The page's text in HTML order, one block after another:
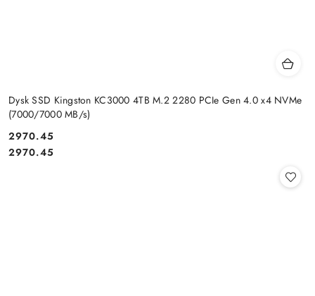
Dysk SSD Kingston KC3000 4TB M.2 2280 PCIe Gen 4.0 x4 NVMe
(7000/7000 MB/s)
Cena:
2970.45
Cena:
2970.45